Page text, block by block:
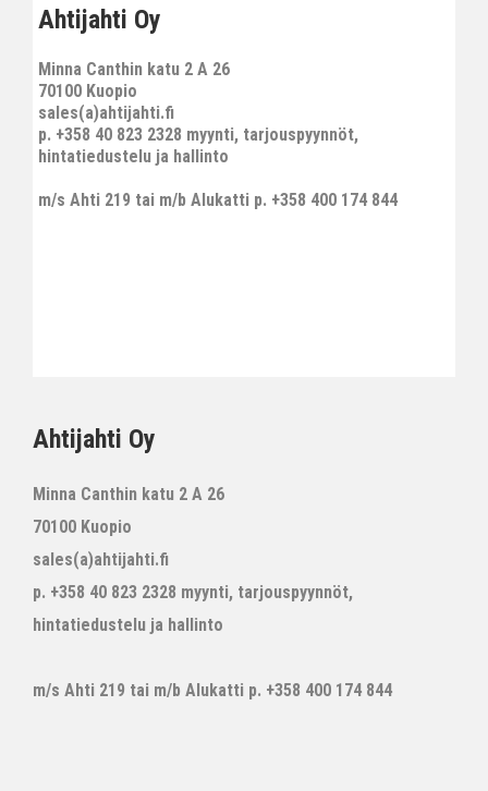
Ahtijahti Oy
Minna Canthin katu 2 A 26
70100 Kuopio
sales(a)ahtijahti.fi
p. +358 40 823 2328 myynti, tarjouspyynnöt,
hintatiedustelu ja hallinto
m/s Ahti 219 tai m/b Alukatti p. +358 400 174 844
Ahtijahti Oy
Minna Canthin katu 2 A 26
70100 Kuopio
sales(a)ahtijahti.fi
p. +358 40 823 2328 myynti, tarjouspyynnöt,
hintatiedustelu ja hallinto
m/s Ahti 219 tai m/b Alukatti p. +358 400 174 844